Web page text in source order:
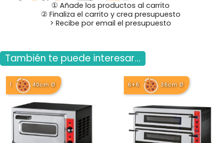
① Añade los productos al carrito
② Finaliza el carrito y crea presupuesto
> Recibe por email el presupuesto
También te puede interesar...
1 40cm Ø 6+6 36cm Ø